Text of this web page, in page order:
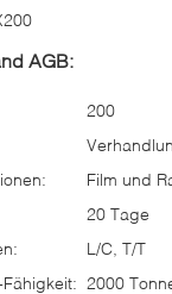
AGB:
200
Film und
20 Tage
L/C, T/T
2000